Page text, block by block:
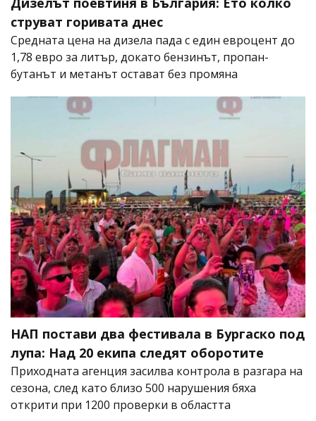
струват горивата днес
Средната цена на дизела пада с един евроцент до
1,78 евро за литър, докато бензинът, пропан-
бутанът и метанът остават без промяна
НАП постави два фестивала в Бургаско под
лупа: Над 20 екипа следят оборотите
Приходната агенция засилва контрола в разгара на
сезона, след като близо 500 нарушения бяха
открити при 1200 проверки в областта